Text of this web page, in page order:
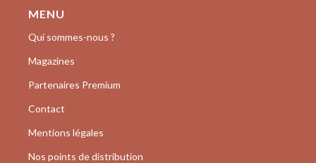
MENU
Qui sommes-nous ?
Magazines
Partenaires Premium
Contact
Mentions légales
Nos points de distribution